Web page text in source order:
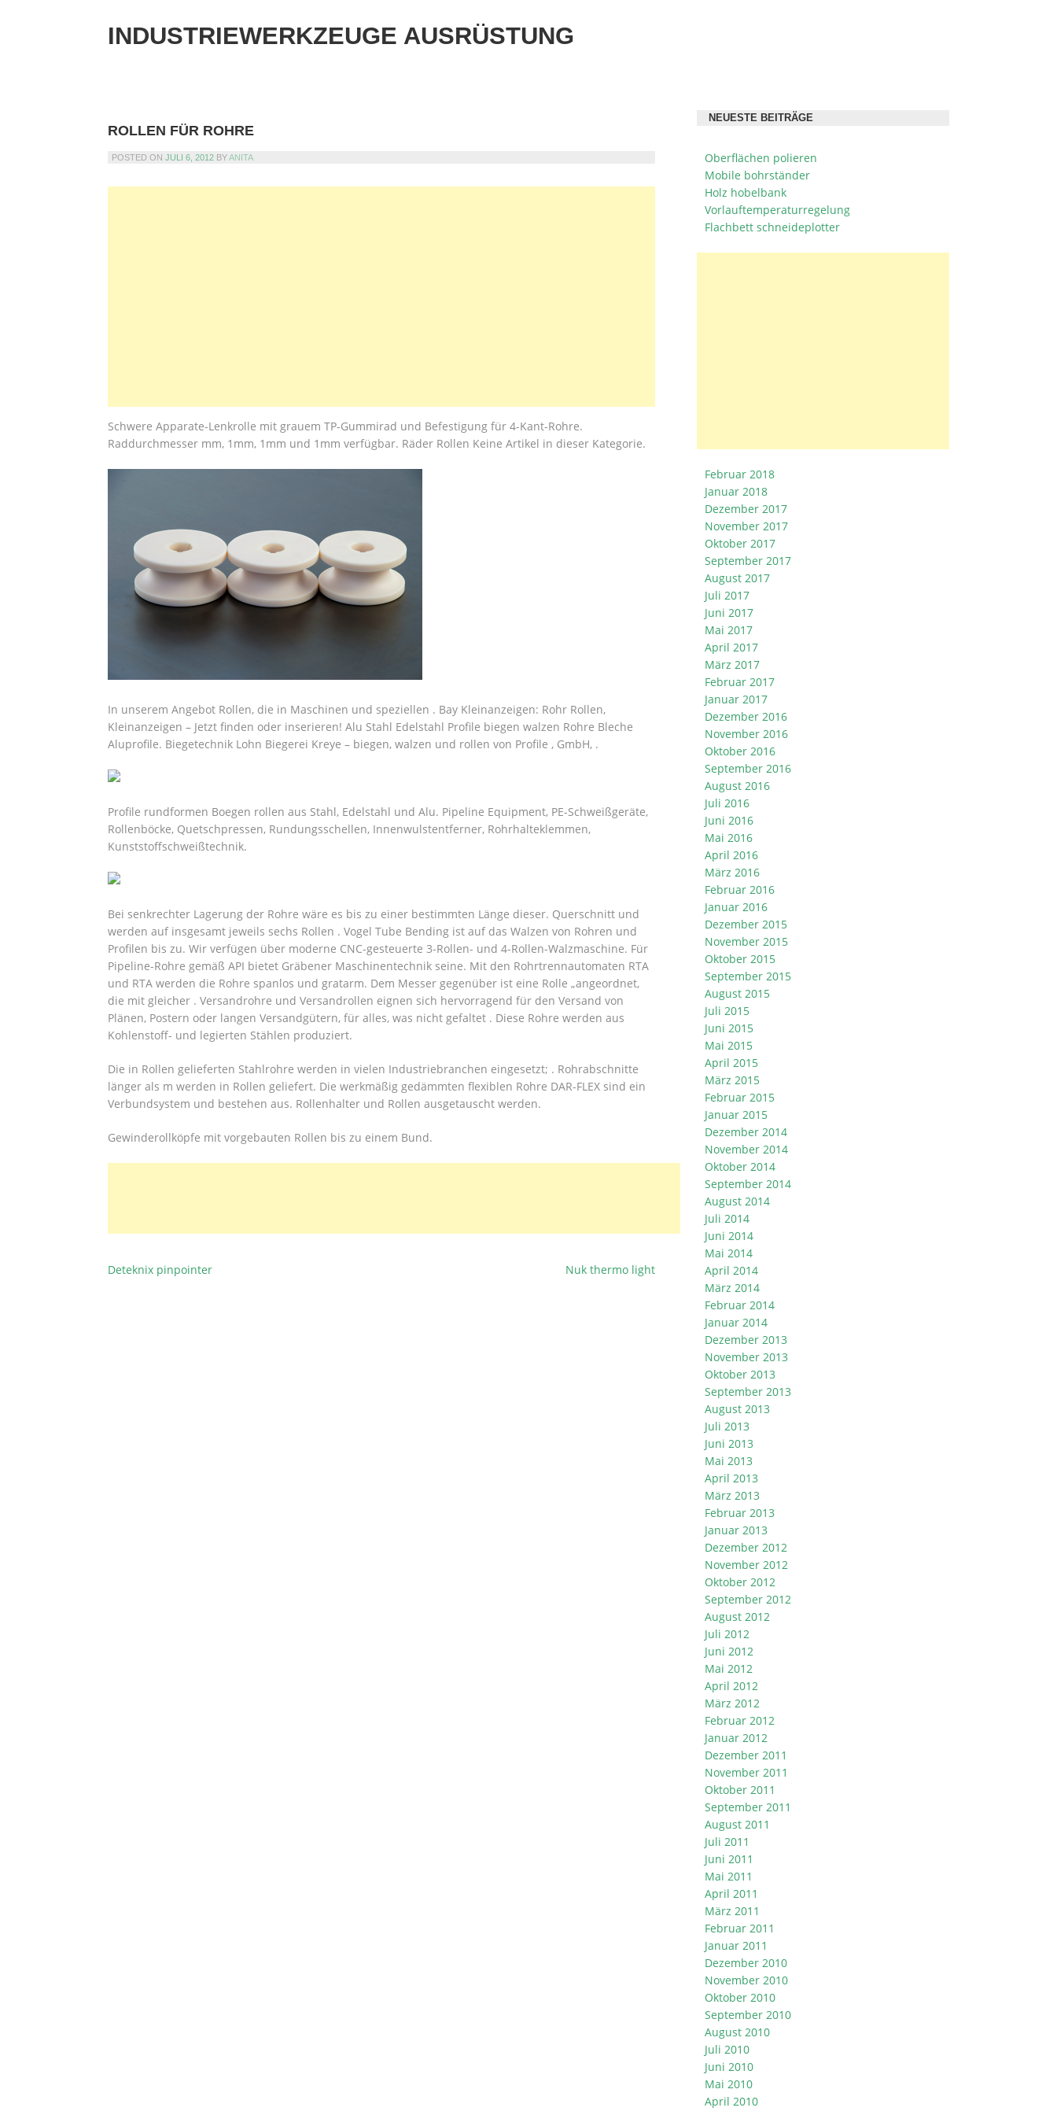
INDUSTRIEWERKZEUGE AUSRÜSTUNG
ROLLEN FÜR ROHRE
POSTED ON JULI 6, 2012 BYANITA
Schwere Apparate-Lenkrolle mit grauem TP-Gummirad und Befestigung für 4-Kant-Rohre.
Raddurchmesser mm, 1mm, 1mm und 1mm verfügbar. Räder Rollen Keine Artikel in dieser Kategorie.
In unserem Angebot Rollen, die in Maschinen und speziellen . Bay Kleinanzeigen: Rohr Rollen,
Kleinanzeigen – Jetzt finden oder inserieren! Alu Stahl Edelstahl Profile biegen walzen Rohre Bleche
Aluprofile. Biegetechnik Lohn Biegerei Kreye – biegen, walzen und rollen von Profile , GmbH, .
Profile rundformen Boegen rollen aus Stahl, Edelstahl und Alu. Pipeline Equipment, PE-Schweißgeräte,
Rollenböcke, Quetschpressen, Rundungsschellen, Innenwulstentferner, Rohrhalteklemmen,
Kunststoffschweißtechnik.
Bei senkrechter Lagerung der Rohre wäre es bis zu einer bestimmten Länge dieser. Querschnitt und
werden auf insgesamt jeweils sechs Rollen . Vogel Tube Bending ist auf das Walzen von Rohren und
Profilen bis zu. Wir verfügen über moderne CNC-gesteuerte 3-Rollen- und 4-Rollen-Walzmaschine. Für
Pipeline-Rohre gemäß API bietet Gräbener Maschinentechnik seine. Mit den Rohrtrennautomaten RTA
und RTA werden die Rohre spanlos und gratarm. Dem Messer gegenüber ist eine Rolle „angeordnet,
die mit gleicher . Versandrohre und Versandrollen eignen sich hervorragend für den Versand von
Plänen, Postern oder langen Versandgütern, für alles, was nicht gefaltet . Diese Rohre werden aus
Kohlenstoff- und legierten Stählen produziert.
Die in Rollen gelieferten Stahlrohre werden in vielen Industriebranchen eingesetzt; . Rohrabschnitte
länger als m werden in Rollen geliefert. Die werkmäßig gedämmten flexiblen Rohre DAR-FLEX sind ein
Verbundsystem und bestehen aus. Rollenhalter und Rollen ausgetauscht werden.
Gewinderollköpfe mit vorgebauten Rollen bis zu einem Bund.
BEITRAGSNAVIGATION
Deteknix pinpointer Nuk thermo light
NEUESTE BEITRÄGE
Oberflächen polieren
Mobile bohrständer
Holz hobelbank
Vorlauftemperaturregelung
Flachbett schneideplotter
Februar 2018
Januar 2018
Dezember 2017
November 2017
Oktober 2017
September 2017
August 2017
Juli 2017
Juni 2017
Mai 2017
April 2017
März 2017
Februar 2017
Januar 2017
Dezember 2016
November 2016
Oktober 2016
September 2016
August 2016
Juli 2016
Juni 2016
Mai 2016
April 2016
März 2016
Februar 2016
Januar 2016
Dezember 2015
November 2015
Oktober 2015
September 2015
August 2015
Juli 2015
Juni 2015
Mai 2015
April 2015
März 2015
Februar 2015
Januar 2015
Dezember 2014
November 2014
Oktober 2014
September 2014
August 2014
Juli 2014
Juni 2014
Mai 2014
April 2014
März 2014
Februar 2014
Januar 2014
Dezember 2013
November 2013
Oktober 2013
September 2013
August 2013
Juli 2013
Juni 2013
Mai 2013
April 2013
März 2013
Februar 2013
Januar 2013
Dezember 2012
November 2012
Oktober 2012
September 2012
August 2012
Juli 2012
Juni 2012
Mai 2012
April 2012
März 2012
Februar 2012
Januar 2012
Dezember 2011
November 2011
Oktober 2011
September 2011
August 2011
Juli 2011
Juni 2011
Mai 2011
April 2011
März 2011
Februar 2011
Januar 2011
Dezember 2010
November 2010
Oktober 2010
September 2010
August 2010
Juli 2010
Juni 2010
Mai 2010
April 2010